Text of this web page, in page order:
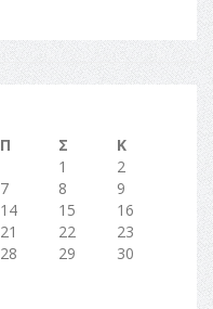
Π Σ
Κ
1
2
7 8
9
14 15
16
21 22
23
28 29
30